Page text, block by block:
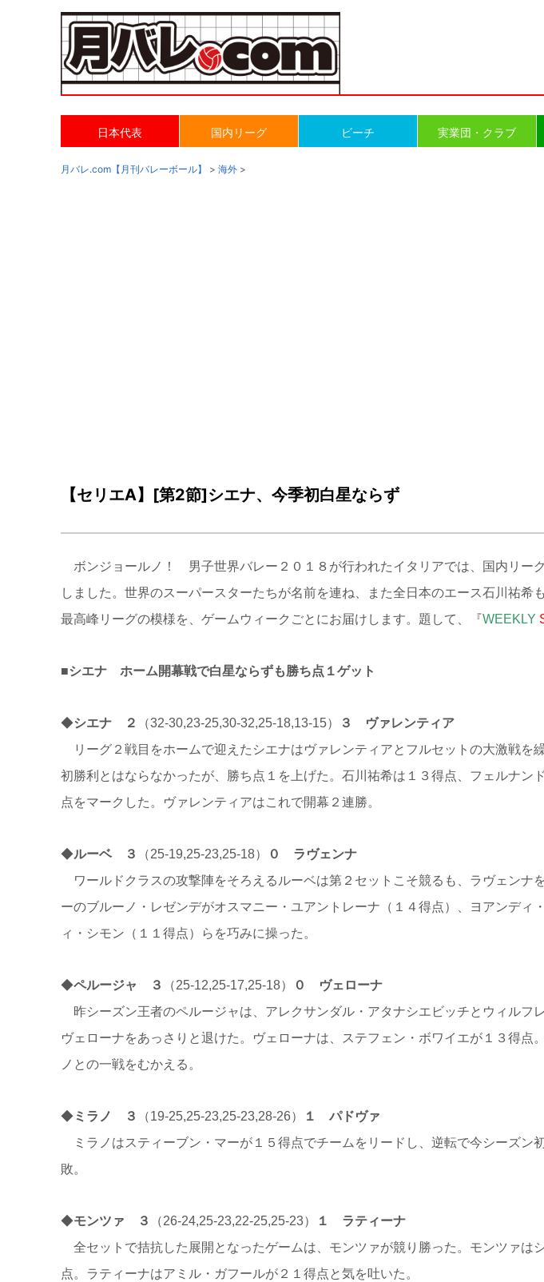
日本代表 国内リーグ ビーチ 実業団・クラブ
月バレ.com【月刊バレーボール】 > 海外 >
【セリエA】[第2節]シエナ、今季初白星ならず
ボンジョールノ！ 男子世界バレー２０１８が行われたイタリアでは、国内リー
しました。世界のスーパースターたちが名前を連ね、また全日本のエース石川祐希
最高峰リーグの模様を、ゲームウィークごとにお届けします。題して、『WEEKLY
■シエナ ホーム開幕戦で白星ならずも勝ち点１ゲット
◆シエナ ２ （32-30,23-25,30-32,25-18,13-15）
３ ヴァレンティア
リーグ２戦目をホームで迎えたシエナはヴァレンティアとフルセットの大激戦を
初勝利とはならなかったが、勝ち点１を上げた。石川祐希は１３得点、フェルナン
点をマークした。ヴァレンティアはこれで開幕２連勝。
◆ルーベ ３ （25-19,25-23,25-18）
０ ラヴェンナ
ワールドクラスの攻撃陣をそろえるルーベは第２セットこそ競るも、ラヴェンナ
ーのブルーノ・レゼンデがオスマニー・ユアントレーナ（１４得点）、ヨアンディ
ィ・シモン（１１得点）らを巧みに操った。
◆ペルージャ ３ （25-12,25-17,25-18）
０ ヴェローナ
昨シーズン王者のペルージャは、アレクサンダル・アタナシエビッチとウィルフ
ヴェローナをあっさりと退けた。ヴェローナは、ステフェン・ボワイエが１３得点
ノとの一戦をむかえる。
◆ミラノ ３ （19-25,25-23,25-23,28-26）
１ パドヴァ
ミラノはスティーブン・マーが１５得点でチームをリードし、逆転で今シーズン
敗。
◆モンツァ ３ （26-24,25-23,22-25,25-23）
１ ラティーナ
全セットで拮抗した展開となったゲームは、モンツァが競り勝った。モンツァは
点。ラティーナはアミル・ガフールが２１得点と気を吐いた。